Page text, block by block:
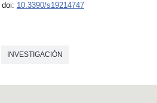
doi: 10.3390/s19214747
INVESTIGACIÓN